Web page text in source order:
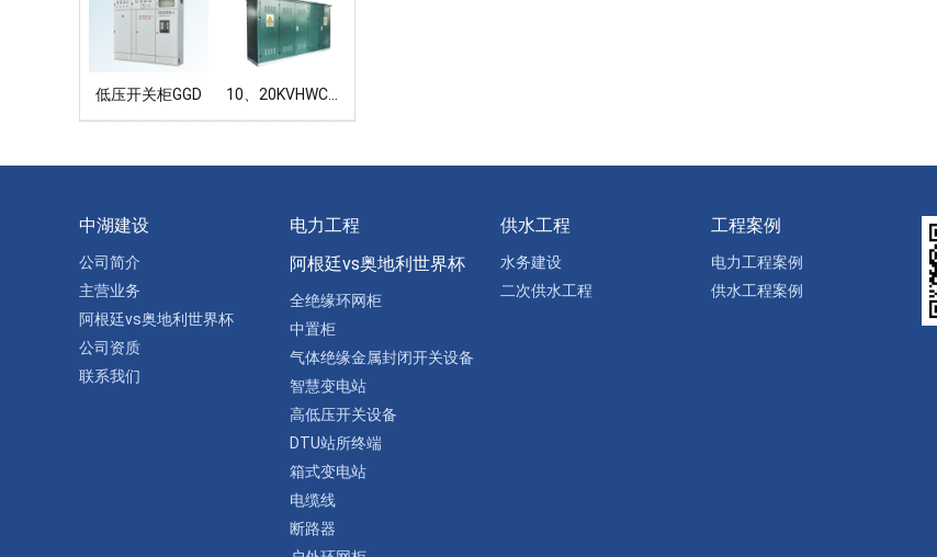
低压开关柜GGD
中湖建设
公司简介
主营业务
阿根廷vs奥地利世界杯
公司资质
联系我们
电力工程
阿根廷vs奥地利世界杯
全绝缘环网柜
中置柜
气体绝缘金属封闭开关设备
智慧变电站
高低压开关设备
DTU站所终端
箱式变电站
电缆线
断路器
供水工程
水务建设
二次供水工程
工程案例
电力工程案例
供水工程案例